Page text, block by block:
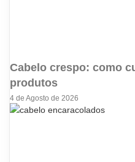
Cabelo crespo: como
produtos
4 de Agosto de 2026